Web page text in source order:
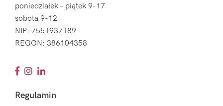
poniedziałek – piątek 9-17
sobota 9-12
NIP: 7551937189
REGON: 386104358
Regulamin